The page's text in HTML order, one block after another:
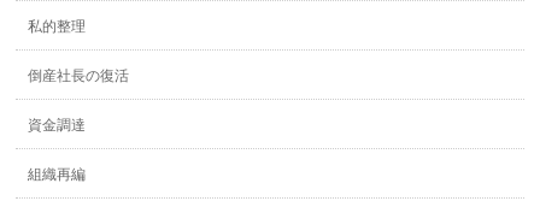
私的整理
倒産社長の復活
資金調達
組織再編